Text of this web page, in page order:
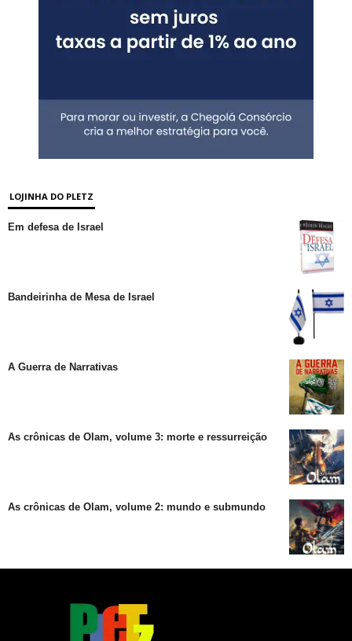
LOJINHA DO PLETZ
Em defesa de Israel
Bandeirinha de Mesa de Israel
A Guerra de Narrativas
As crônicas de Olam, volume 3: morte e ressurreição
As crônicas de Olam, volume 2: mundo e submundo